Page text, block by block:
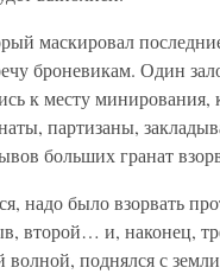
маскировал
броневикам. Один
к месту минирования,
партизаны,
больших гранат
надо было взорвать
второй… и, наконец,
поднялся с